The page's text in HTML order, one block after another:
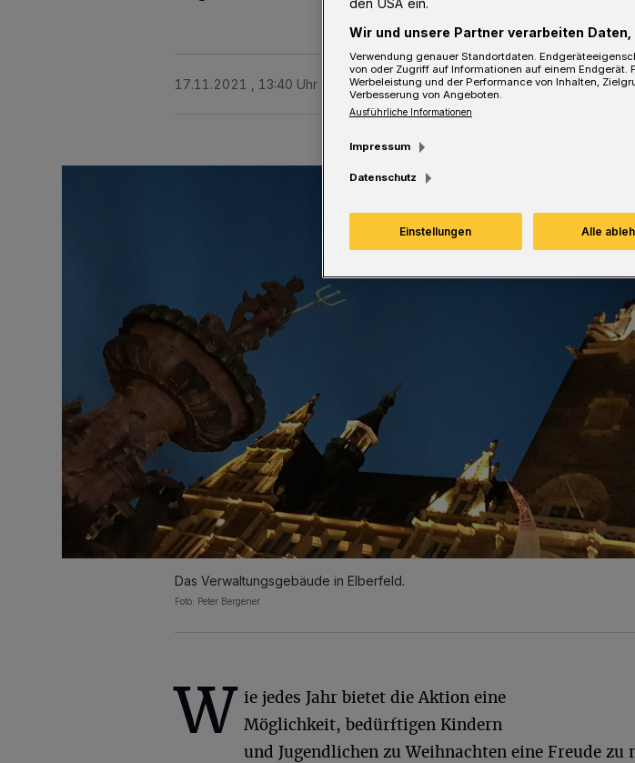
17.11.2021 , 13:40 Uhr 2 Minuten Lesezeit
Das Verwaltungsgebäude in Elberfeld.
Foto: Peter Bergener
W ie jedes Jahr bietet die Aktion eine
Möglichkeit, bedürftigen Kindern
und Jugendlichen zu Weihnachten eine Freude zu
Wir und unsere Partner verarbeiten
Verwendung genauer Standortdaten.
von oder Zugriff auf Informationen auf einem Endgerät.
Werbeleistung und der Performance von Inhalten,
Verbesserung von Angeboten.
Ausführliche Informationen
Impressum
Datenschutz
Einstellungen Alle